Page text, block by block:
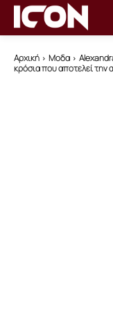
Αρχική Μοδα
κρόσια που αποτελεί την